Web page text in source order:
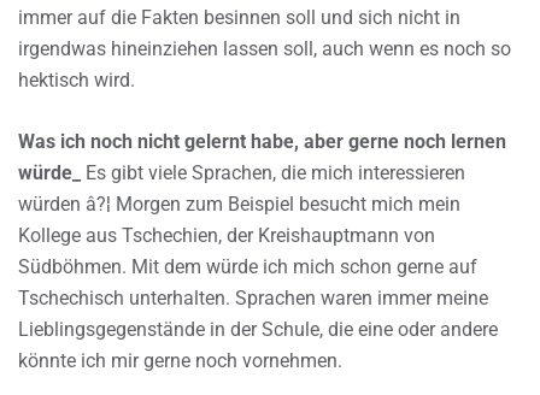
immer auf die Fakten besinnen soll und sich nicht in
irgendwas hineinziehen lassen soll, auch wenn es noch so
hektisch wird.
Was ich noch nicht gelernt habe, aber gerne noch lernen
würde_
Es gibt viele Sprachen, die mich interessieren
würden â?¦ Morgen zum Beispiel besucht mich mein
Kollege aus Tschechien, der Kreishauptmann von
Südböhmen. Mit dem würde ich mich schon gerne auf
Tschechisch unterhalten. Sprachen waren immer meine
Lieblingsgegenstände in der Schule, die eine oder andere
könnte ich mir gerne noch vornehmen.